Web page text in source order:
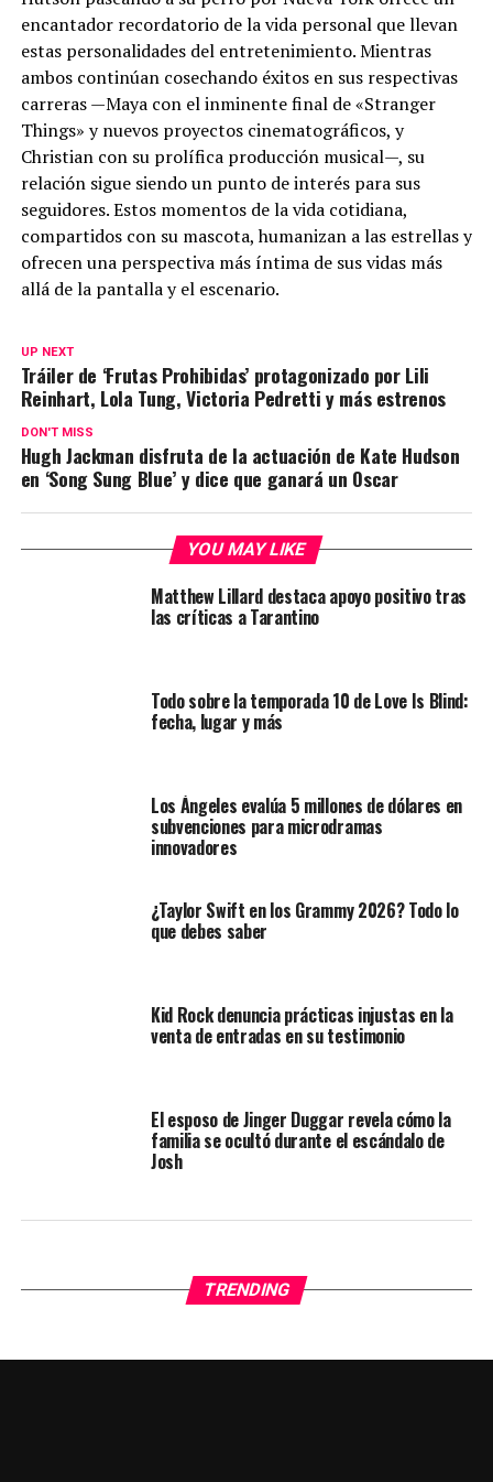
encantador recordatorio de la vida personal que llevan
estas personalidades del entretenimiento. Mientras
ambos continúan cosechando éxitos en sus respectivas
carreras —Maya con el inminente final de «Stranger
Things» y nuevos proyectos cinematográficos, y
Christian con su prolífica producción musical—, su
relación sigue siendo un punto de interés para sus
seguidores. Estos momentos de la vida cotidiana,
compartidos con su mascota, humanizan a las estrellas y
ofrecen una perspectiva más íntima de sus vidas más
allá de la pantalla y el escenario.
UP NEXT
Tráiler de ‘Frutas Prohibidas’ protagonizado por Lili
Reinhart, Lola Tung, Victoria Pedretti y más estrenos
DON'T MISS
Hugh Jackman disfruta de la actuación de Kate Hudson
en ‘Song Sung Blue’ y dice que ganará un Oscar
YOU MAY LIKE
Matthew Lillard destaca apoyo positivo tras
las críticas a Tarantino
Todo sobre la temporada 10 de Love Is Blind:
fecha, lugar y más
Los Ángeles evalúa 5 millones de dólares en
subvenciones para microdramas
innovadores
¿Taylor Swift en los Grammy 2026? Todo lo
que debes saber
Kid Rock denuncia prácticas injustas en la
venta de entradas en su testimonio
El esposo de Jinger Duggar revela cómo la
familia se ocultó durante el escándalo de
Josh
TRENDING